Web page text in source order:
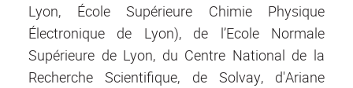
Lyon, École Supérieure Chimie Physique
Électronique de Lyon), de l’Ecole Normale
Supérieure de Lyon, du Centre National de la
Recherche Scientifique, de Solvay, d'Ariane